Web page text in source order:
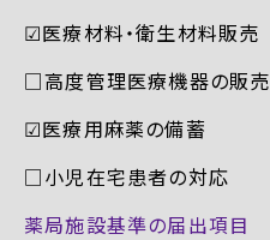
☑︎医療材料・衛生材料販売
□高度管理医療機器の販売
☑︎医療用麻薬の備蓄
□小児在宅患者の対応
薬局施設基準の届出項目